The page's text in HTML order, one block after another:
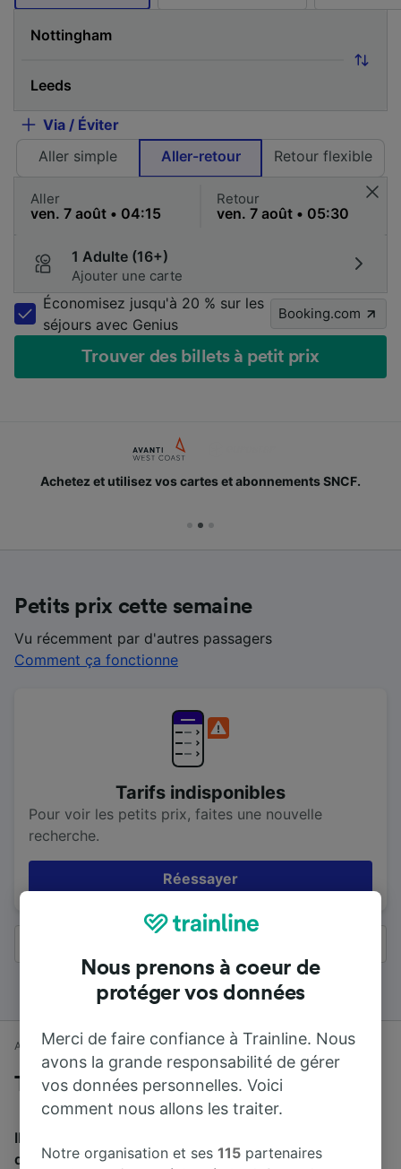
Via / Éviter
Aller simple
Aller-retour Retour flexible
Aller Retour
1 Adulte (16+)
Ajouter une carte
Économisez jusqu'à 20 % sur les
séjours avec Genius
Booking.com
Trouver des billets à petit prix
Achetez et utilisez vos cartes et abonnements SNCF.
Petits prix cette semaine
Vu récemment par d'autres passagers
Comment ça fonctionne
Tarifs indisponibles
Pour voir les petits prix, faites une nouvelle
recherche.
Réessayer
Accueil Horaires train Nottingham à Leeds
Trains de Nottingham à Leeds
Il faut en moyenne 2 h 4 min pour parcourir en train la
distance de 98 km entre Nottingham et Leeds. Environ
Nous prenons à coeur de
protéger vos données
Merci de faire confiance à Trainline. Nous
avons la grande responsabilité de gérer
vos données personnelles. Voici
comment nous allons les traiter.
Notre organisation et ses115 partenaires